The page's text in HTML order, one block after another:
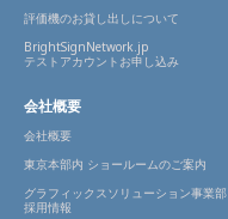
評価機のお貸し出しについて
BrightSignNetwork.jp
テストアカウントお申し込み
会社概要
会社概要
東京本部内 ショールームのご案内
グラフィックスソリューション事業部
採用情報